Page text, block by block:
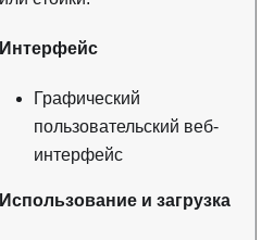
Интерфейс
Графический
пользовательский веб-
интерфейс
Использование и загрузка